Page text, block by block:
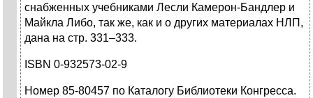
снабженных учебниками Лесли Камерон-Бандлер и
Майкла Либо, так же, как и о других материалах НЛП,
дана на стр. 331–333.
ISBN 0-932573-02-9
Номер 85-80457 по Каталогу Библиотеки Конгресса.